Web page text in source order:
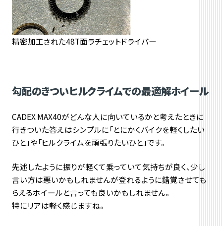
精密加工された48T面ラチェットドライバー
勾配のきついヒルクライムでの最適解ホイール
CADEX MAX40がどんな人に向いているかと考えたときに
行きついた答えはシンプルに「とにかくバイクを軽くしたい
ひと」や「ヒルクライムを頑張りたいひと」です。
先述したように振りが軽くて乗っていて気持ちが良く、少し
言い方は悪いかもしれませんが登れるように錯覚させても
らえるホイールと言っても良いかもしれません。
特にリアは軽く感じますね。